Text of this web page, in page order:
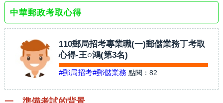
中華郵政考取心得
110郵局招考專業職(一)郵儲業務丁考取
心得-王○鴻(第3名)
#郵局招考#郵儲業務 點閱： 82